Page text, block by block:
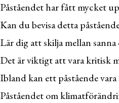
Påståendet har fått mycket
Kan du bevisa detta
Lär dig att skilja mellan
Det är viktigt att vara kritisk
Ibland kan ett påstående
Påståendet om